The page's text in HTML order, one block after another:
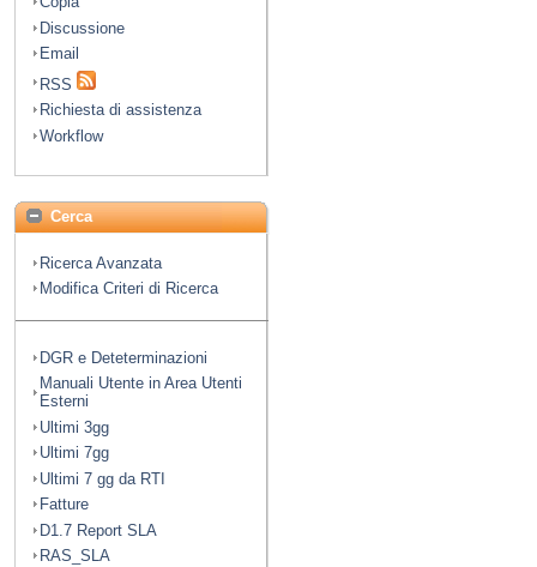
Discussione
Email
RSS
Richiesta di assistenza
Workflow
Cerca
Ricerca Avanzata
Modifica Criteri di Ricerca
DGR e Deteterminazioni
Manuali Utente in Area Utenti
Esterni
Ultimi 3gg
Ultimi 7gg
Ultimi 7 gg da RTI
Fatture
D1.7 Report SLA
RAS_SLA